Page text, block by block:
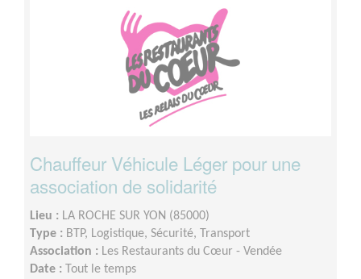
Chauffeur Véhicule Léger pour une
association de solidarité
Lieu : LA ROCHE SUR YON (85000)
Type : BTP, Logistique, Sécurité, Transport
Association : Les Restaurants du Cœur - Vendée
Date : Tout le temps